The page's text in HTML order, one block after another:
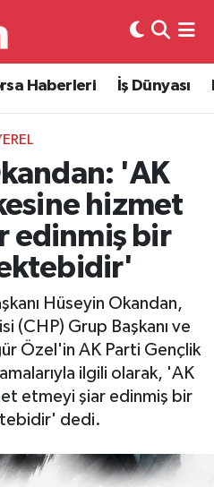
Haberleri İş Dünyası
'AK
hizmet
edinmiş bir
Hüseyin Okandan,
(CHP) Grup Başkanı ve
Özel'in AK Parti Gençlik
ilgili olarak, 'AK
etmeyi şiar edinmiş bir
dedi.
ve Fikstür